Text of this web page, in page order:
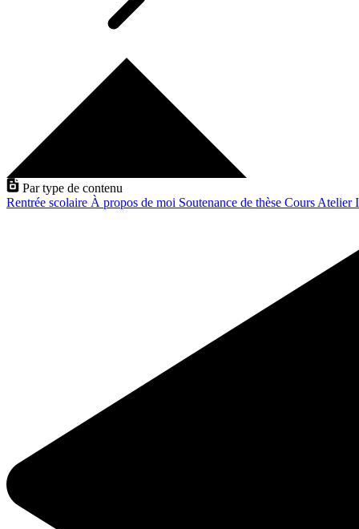
Par type de contenu
Rentrée scolaire À propos de moi Soutenance de thèse Cours Atelier